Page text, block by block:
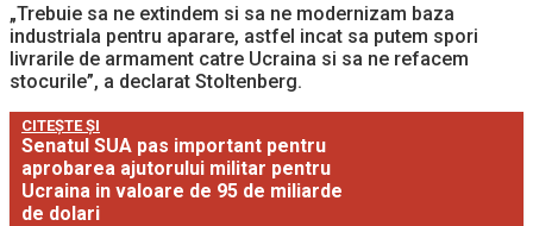
„Trebuie sa ne extindem si sa ne modernizam baza
industriala pentru aparare, astfel incat sa putem spori
livrarile de armament catre Ucraina si sa ne refacem
stocurile”, a declarat Stoltenberg.
CITEȘTE ȘI
Senatul SUA pas important pentru
aprobarea ajutorului militar pentru
Ucraina in valoare de 95 de miliarde
de dolari